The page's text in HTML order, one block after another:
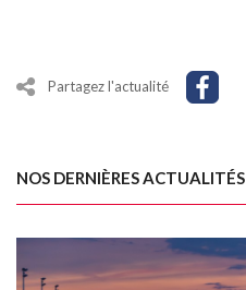
Partagez l'actualité
NOS DERNIÈRES ACTUALITÉS